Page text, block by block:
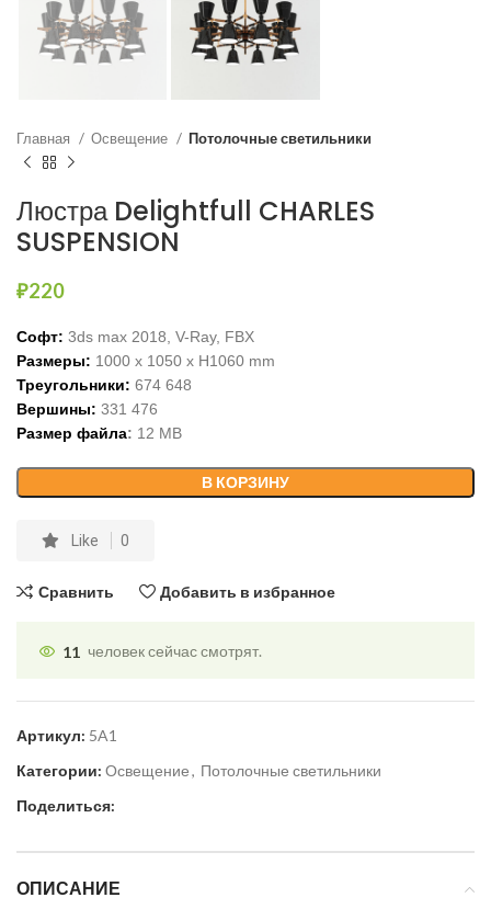
Главная Освещение Потолочные светильники
Люстра Delightfull CHARLES
SUSPENSION
₽220
Софт: 3ds max 2018, V-Ray, FBX
Размеры: 1000 x 1050 x H1060 mm
Треугольники: 674 648
Вершины: 331 476
Размер файла: 12 MB
В КОРЗИНУ
Like 0
Сравнить Добавить в избранное
11 человек сейчас смотрят.
Артикул: 5A1
Категории: Освещение, Потолочные светильники
Поделиться:
ОПИСАНИЕ